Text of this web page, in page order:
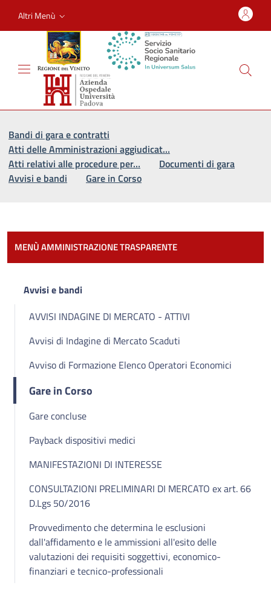
Altri Menù
Bandi di gara e contratti
Atti delle Amministrazioni aggiudicat…
Atti relativi alle procedure per…
Documenti di gara
Avvisi e bandi
Gare in Corso
MENÙ AMMINISTRAZIONE TRASPARENTE
Avvisi e bandi
AVVISI INDAGINE DI MERCATO - ATTIVI
Avvisi di Indagine di Mercato Scaduti
Avviso di Formazione Elenco Operatori Economici
Gare in Corso
Gare concluse
Payback dispositivi medici
MANIFESTAZIONI DI INTERESSE
CONSULTAZIONI PRELIMINARI DI MERCATO ex art. 66
D.Lgs 50/2016
Provvedimento che determina le esclusioni
dall'affidamento e le ammissioni all'esito delle
valutazioni dei requisiti soggettivi, economico-
finanziari e tecnico-professionali